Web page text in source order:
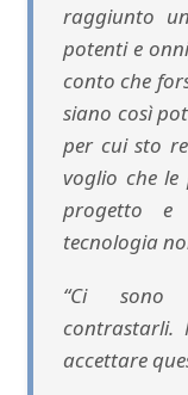
raggiunto
potenti e
conto che
siano così
per cui sto
voglio che le
progetto e
tecnologia
“Ci
contrastarli.
accettare